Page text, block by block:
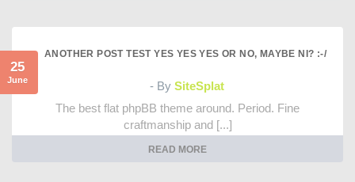
25
June
ANOTHER POST TEST YES YES YES OR NO, MAYBE NI? :-/
- By SiteSplat
The best flat phpBB theme around. Period. Fine
craftmanship and [...]
READ MORE